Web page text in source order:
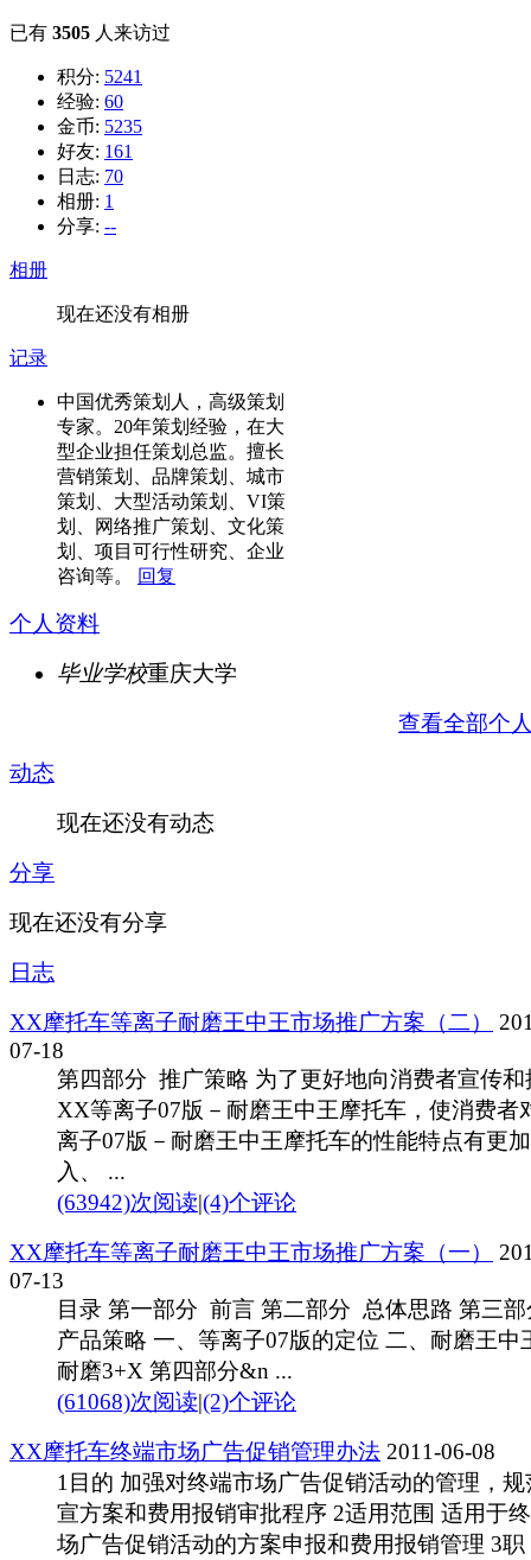
已有 3505 人来访过
积分: 5241
经验: 60
金币: 5235
好友: 161
日志: 70
相册: 1
分享: --
相册
现在还没有相册
记录
中国优秀策划人，高级策划
专家。20年策划经验，在大
型企业担任策划总监。擅长
营销策划、品牌策划、城市
策划、大型活动策划、VI策
划、网络推广策划、文化策
划、项目可行性研究、企业
咨询等。
回复
个人资料
毕业学校重庆大学
查看全部个
动态
现在还没有动态
分享
现在还没有分享
日志
XX摩托车等离子耐磨王中王市场推广方案（二）
07-18
第四部分 推广策略 为了更好地向消费者宣传和
XX等离子07版－耐磨王中王摩托车，使消费者
离子07版－耐磨王中王摩托车的性能特点有更
入、 ...
(63942)次阅读|(4)个评论
XX摩托车等离子耐磨王中王市场推广方案（一）
07-13
目录 第一部分 前言 第二部分 总体思路 第三
产品策略 一、等离子07版的定位 二、耐磨王中
耐磨3+X 第四部分&n ...
(61068)次阅读|(2)个评论
XX摩托车终端市场广告促销管理办法 2011-06-08
1目的 加强对终端市场广告促销活动的管理，规
宣方案和费用报销审批程序 2适用范围 适用于
场广告促销活动的方案申报和费用报销管理 3职